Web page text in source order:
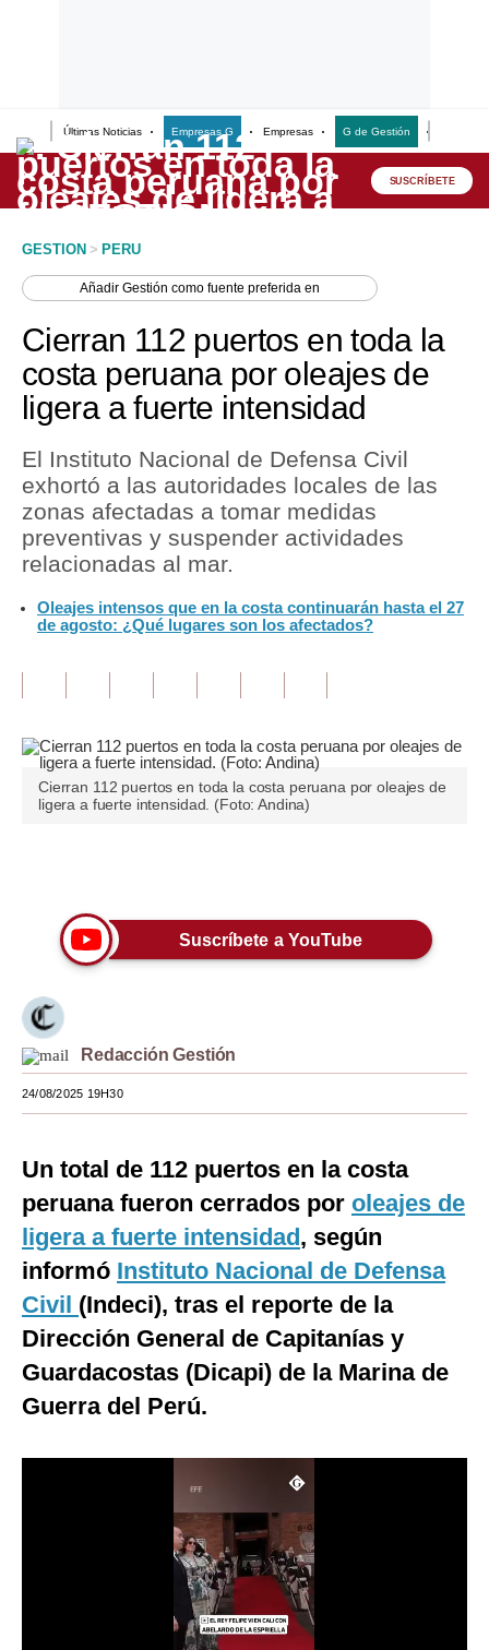
Últimas Noticias Empresas G Empresas G de Gestión
Lo último
Peru Quiosco
Economía
Mercados
Política
Finanzas Personales
Inmobiliarias
Opinión
Editorial
Pregunta de hoy
Lujo
Viajes
Moda
Estilos
Mundo
Internacional
Tecnología
Mix
SUSCRÍBETE
GESTION > PERU
AñadirGestión como fuente preferida en
Cierran 112 puertos en toda la
costa peruana por oleajes de
ligera a fuerte intensidad
El Instituto Nacional de Defensa Civil
exhortó a las autoridades locales de las
zonas afectadas a tomar medidas
preventivas y suspender actividades
relacionadas al mar.
Oleajes intensos que en la costa continuarán hasta el 27
de agosto: ¿Qué lugares son los afectados?
Cierran 112 puertos en toda la costa peruana por oleajes de
ligera a fuerte intensidad. (Foto: Andina)
Suscríbete a YouTube
Redacción Gestión
24/08/2025 19H30
Un total de 112 puertos en la costa
peruana fueron cerrados por oleajes de
ligera a fuerte intensidad, según
informó Instituto Nacional de Defensa
Civil (Indeci), tras el reporte de la
Dirección General de Capitanías y
Guardacostas (Dicapi) de la Marina de
Guerra del Perú.